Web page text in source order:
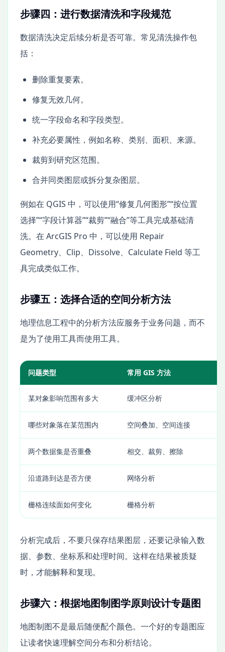
步骤四：进行数据清洗和字段规范
数据清洗决定后续分析是否可靠。常见清洗操作包
括：
删除重复要素。
修复无效几何。
统一字段命名和字段类型。
补充必要属性，例如名称、类别、面积、来源。
裁剪到研究区范围。
合并同类图层或拆分复杂图层。
例如在 QGIS 中，可以使用“修复几何图形”“按位置
选择”“字段计算器”“裁剪”“融合”等工具完成基础清
洗。在 ArcGIS Pro 中，可以使用 Repair
Geometry、Clip、Dissolve、Calculate Field 等工
具完成类似工作。
步骤五：选择合适的空间分析方法
地理信息工程中的分析方法应服务于业务问题，而不
是为了使用工具而使用工具。
问题类型 常用 GIS 方法
某对象影响范围有多大 缓冲区分析
哪些对象落在某范围内 空间叠加、空间连接
两个数据集是否重叠 相交、裁剪、擦除
沿道路到达是否方便 网络分析
栅格连续面如何变化 栅格分析
分析完成后，不要只保存结果图层，还要记录输入数
据、参数、坐标系和处理时间。这样在结果被质疑
时，才能解释和复现。
步骤六：根据地图制图学原则设计专题图
地图制图不是最后随便配个颜色。一个好的专题图应
让读者快速理解空间分布和分析结论。